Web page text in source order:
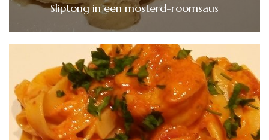
Sliptong in een mosterd-roomsaus